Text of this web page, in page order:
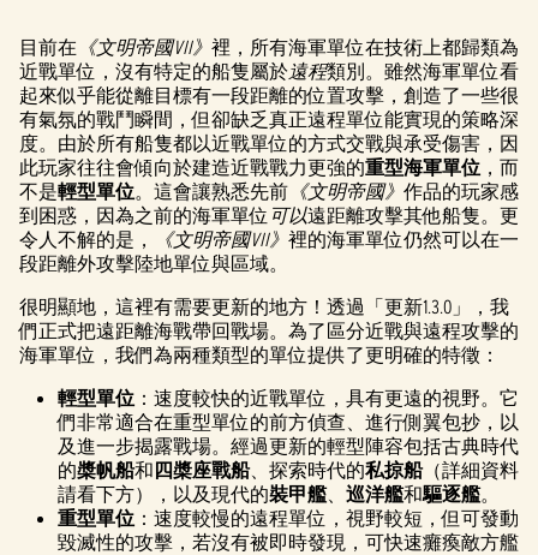
目前在 《文明帝國VII》 裡，所有海軍單位在技術上都歸類為
近戰單位，沒有特定的船隻屬於遠程類別。雖然海軍單位看
起來似乎能從離目標有一段距離的位置攻擊，創造了一些很
有氣氛的戰鬥瞬間，但卻缺乏真正遠程單位能實現的策略深
度。由於所有船隻都以近戰單位的方式交戰與承受傷害，因
此玩家往往會傾向於建造近戰戰力更強的重型海軍單位 ，而
不是輕型單位。這會讓熟悉先前 《文明帝國》 作品的玩家感
到困惑，因為之前的海軍單位 可以遠距離攻擊其他船隻。更
令人不解的是，
《文明帝國VII》 裡的海軍單位仍然可以在一
段距離外攻擊陸地單位與區域。
很明顯地，這裡有需要更新的地方！透過「更新1.3.0」，我
們正式把遠距離海戰帶回戰場。為了區分近戰與遠程攻擊的
海軍單位，我們為兩種類型的單位提供了更明確的特徵：
輕型單位 ：速度較快的近戰單位，具有更遠的視野。它
們非常適合在重型單位的前方偵查、進行側翼包抄，以
及進一步揭露戰場。經過更新的輕型陣容包括古典時代
的槳帆船和四槳座戰船、探索時代的私掠船（詳細資料
請看下方），以及現代的裝甲艦、 巡洋艦和驅逐艦。
重型單位 ：速度較慢的遠程單位，視野較短，但可發動
毀滅性的攻擊，若沒有被即時發現，可快速癱瘓敵方艦